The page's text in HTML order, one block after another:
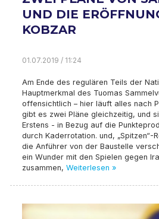
UND DIE
KOBZAR
01.07.2019 / 11:24
Am Ende des regulären Teils der
Hauptmerkmal des Tuomas
offensichtlich – hier läuft alles nach
gibt es zwei Pläne gleichzeitig, und
Erstens - in Bezug auf die
durch Kaderrotation. und, „Spitzen“-
die Anführer von der Baustelle
ein Wunder mit den Spielen gegen
zusammen, Weiterlesen »